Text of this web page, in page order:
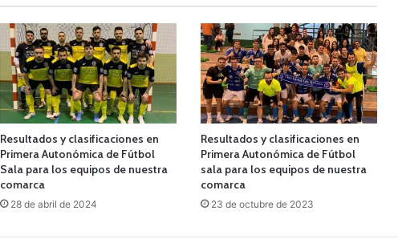
Resultados y clasificaciones en
Primera Autonómica de Fútbol
Sala para los equipos de nuestra
comarca
28 de abril de 2024
Resultados y clasificaciones en
Primera Autonómica de Fútbol
sala para los equipos de nuestra
comarca
23 de octubre de 2023